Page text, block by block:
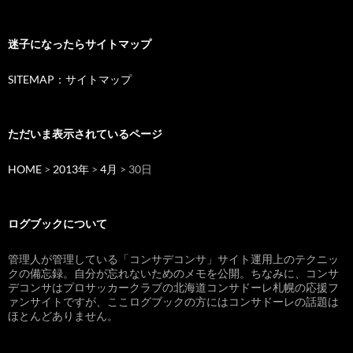
迷子になったらサイトマップ
SITEMAP：サイトマップ
ただいま表示されているページ
HOME > 2013年 > 4月 > 30日
ログブックについて
管理人が管理している「コンサデコンサ」サイト運用上のテクニッ
クの備忘録。自分が忘れないためのメモを公開。ちなみに、コンサ
デコンサはプロサッカークラブの北海道コンサドーレ札幌の応援フ
ァンサイトですが、ここログブックの方にはコンサドーレの話題は
ほとんどありません。